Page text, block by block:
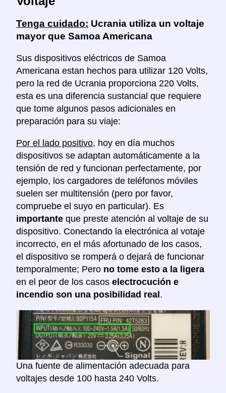
Tenga cuidado: Ucrania utiliza un voltaje
mayor que Samoa Americana
Sus dispositivos eléctricos de Samoa
Americana estan hechos para utilizar 120 Volts,
pero la red de Ucrania proporciona 220 Volts,
esta es una diferencia sustancial que requiere
que tome algunos pasos adicionales en
preparación para su viaje:
Por el lado positivo, hoy en día muchos
dispositivos se adaptan automáticamente a la
tensión de red y funcionan perfectamente, por
ejemplo, los cargadores de teléfonos móviles
suelen ser multitensión (pero por favor,
compruebe el suyo en particular). Es
importante que preste atención al voltaje de su
dispositivo. Conectando la electrónica al votaje
incorrecto, en el más afortunado de los casos,
el dispositivo se romperá o dejará de funcionar
temporalmente; Pero no tome esto a la ligera
en el peor de los casos electrocución e
incendio son una posibilidad real.
Una fuente de alimentación adecuada para
voltajes desde 100 hasta 240 Volts.